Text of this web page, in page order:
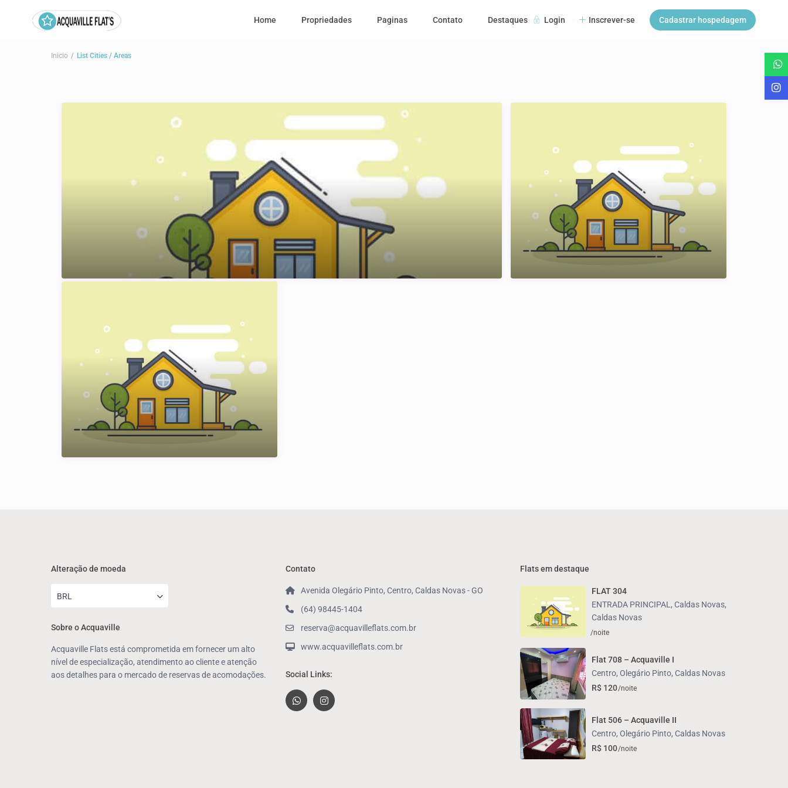
Login Inscrever-se Cadastrar hospedagem
Home Propriedades Paginas Contato Destaques
Inicio List Cities / Areas
Alteração de moeda
BRL
Sobre o Acquaville
Acquaville Flats está comprometida em fornecer um alto
nível de especialização, atendimento ao cliente e atenção
aos detalhes para o mercado de reservas de acomodações.
Contato
Avenida Olegário Pinto, Centro, Caldas Novas - GO
(64) 98445-1404
reserva@acquavilleflats.com.br
www.acquavilleflats.com.br
Social Links:
Flats em destaque
FLAT 304
ENTRADA PRINCIPAL, Caldas Novas,
Caldas Novas
/noite
Flat 708 – Acquaville I
Centro, Olegário Pinto, Caldas Novas
R$ 120/noite
Flat 506 – Acquaville II
Centro, Olegário Pinto, Caldas Novas
R$ 100/noite